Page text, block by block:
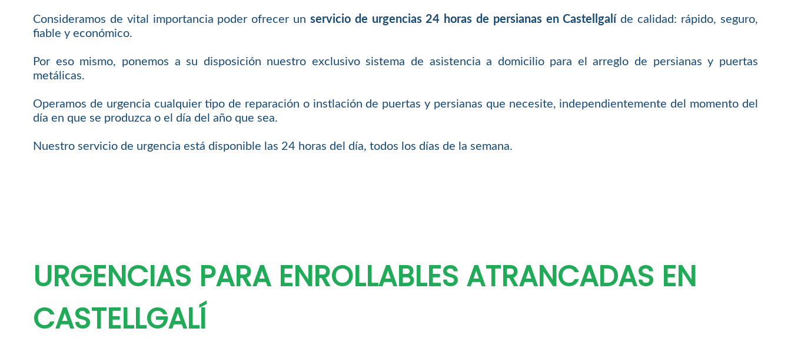
Consideramos de vital importancia poder ofrecer un servicio de urgencias 24 horas de persianas en Castellgalí de calidad: rápido, seguro,
fiable y económico.
Por eso mismo, ponemos a su disposición nuestro exclusivo sistema de asistencia a domicilio para el arreglo de persianas y puertas
metálicas.
Operamos de urgencia cualquier tipo de reparación o instlación de puertas y persianas que necesite, independientemente del momento del
día en que se produzca o el día del año que sea.
Nuestro servicio de urgencia está disponible las 24 horas del día, todos los días de la semana.
URGENCIAS PARA ENROLLABLES ATRANCADAS EN
CASTELLGALÍ